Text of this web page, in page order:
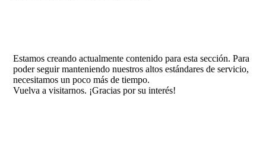
Estamos creando actualmente contenido para esta sección. Para
poder seguir manteniendo nuestros altos estándares de servicio,
necesitamos un poco más de tiempo.
Vuelva a visitarnos. ¡Gracias por su interés!